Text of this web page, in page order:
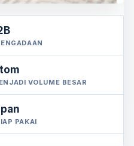
VOLUME BESAR
PAKAI